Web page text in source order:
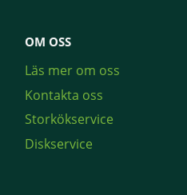
OM OSS
Läs mer om oss
Kontakta oss
Storkökservice
Diskservice